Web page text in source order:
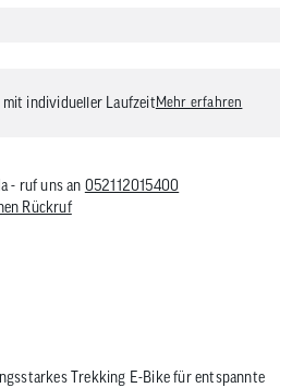
mit individueller Laufzeit Mehr erfahren
- ruf uns an 052112015400
Rückruf
Trekking E-Bike für entspannte